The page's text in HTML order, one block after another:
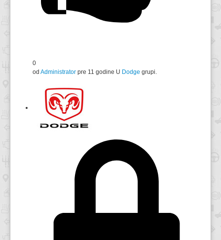
0
od Administrator pre 11 godine U Dodge grupi.